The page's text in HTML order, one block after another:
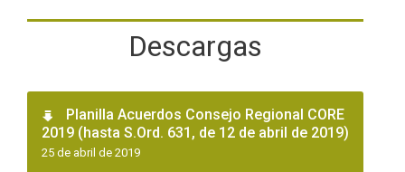
Descargas
Planilla Acuerdos Consejo Regional CORE
2019 (hasta S.Ord. 631, de 12 de abril de 2019)
25 de abril de 2019